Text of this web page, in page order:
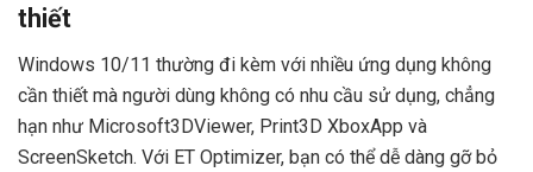
thiết
Windows 10/11 thường đi kèm với nhiều ứng dụng không
cần thiết mà người dùng không có nhu cầu sử dụng, chẳng
hạn như Microsoft3DViewer, Print3D XboxApp và
ScreenSketch. Với ET Optimizer, bạn có thể dễ dàng gỡ bỏ